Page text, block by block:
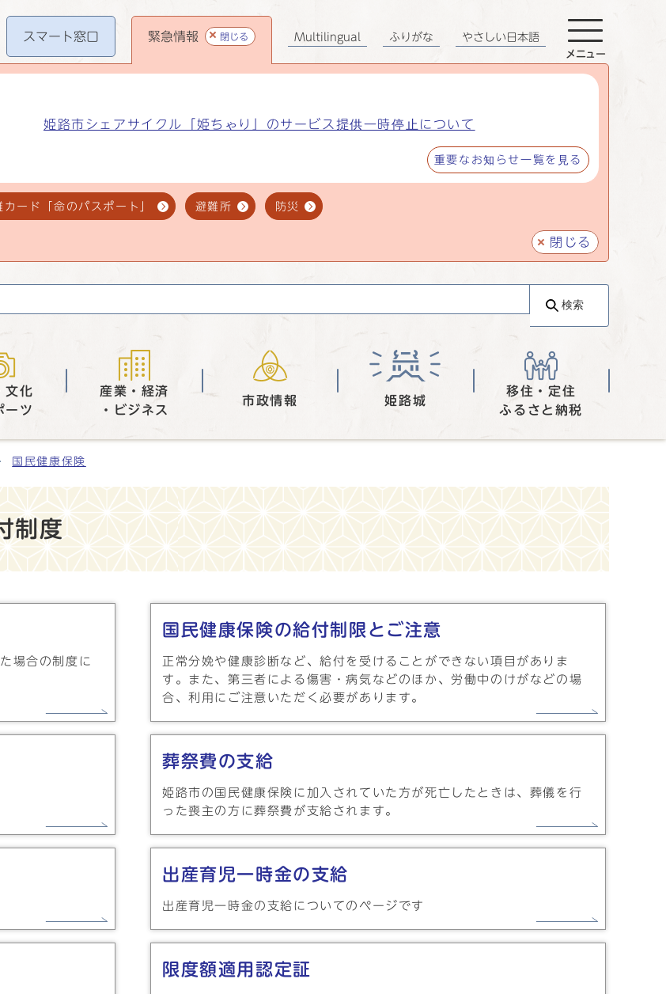
スマート窓口 緊急情報 閉じる
姫路市シェアサイクル「姫ちゃり」のサービス提供一時停止について
重要なお知らせ一覧を見る
カード「命のパスポート」 避難所 防災
閉じる
Multilingual ふりがな やさしい日本語
メニュー
検索
文化
ーツ
産業・経済
・ビジネス
市政情報 姫路城
移住・定住
ふるさと納税
国民健康保険
制度
場合の制度に
国民健康保険の給付制限とご注意
正常分娩や健康診断など、給付を受けることができない項目がありま
す。また、第三者による傷害・病気などのほか、労働中のけがなどの場
合、利用にご注意いただく必要があります。
葬祭費の支給
姫路市の国民健康保険に加入されていた方が死亡したときは、葬儀を行
った喪主の方に葬祭費が支給されます。
出産育児一時金の支給
出産育児一時金の支給についてのページです
限度額適用認定証